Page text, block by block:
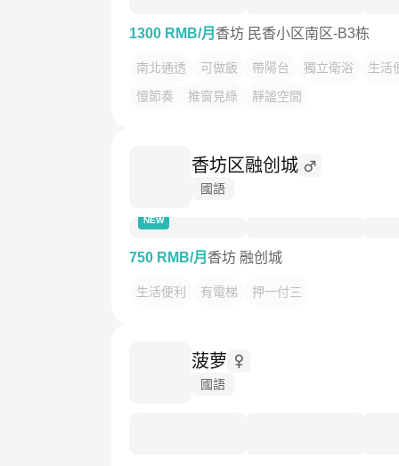
1300 RMB/月 香坊 民香小区南区-B3栋
南北通透 可做飯 帶陽台 獨立衛浴
生活
慢節奏
推窗見綠 靜謐空間
香坊区融创城
國語
NEW
750 RMB/月 香坊 融创城
生活便利 有電梯 押一付三
菠萝
國語